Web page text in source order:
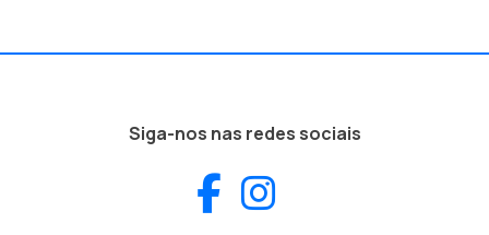
Siga-nos nas redes sociais
Facebook